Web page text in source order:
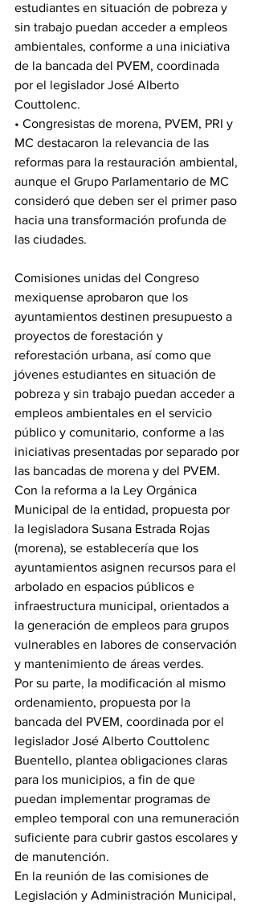
estudiantes en situación de pobreza y
sin trabajo puedan acceder a empleos
ambientales, conforme a una iniciativa
de la bancada del PVEM, coordinada
por el legislador José Alberto
Couttolenc.
• Congresistas de morena, PVEM, PRI y
MC destacaron la relevancia de las
reformas para la restauración ambiental,
aunque el Grupo Parlamentario de MC
consideró que deben ser el primer paso
hacia una transformación profunda de
las ciudades.
Comisiones unidas del Congreso
mexiquense aprobaron que los
ayuntamientos destinen presupuesto a
proyectos de forestación y
reforestación urbana, así como que
jóvenes estudiantes en situación de
pobreza y sin trabajo puedan acceder a
empleos ambientales en el servicio
público y comunitario, conforme a las
iniciativas presentadas por separado por
las bancadas de morena y del PVEM.
Con la reforma a la Ley Orgánica
Municipal de la entidad, propuesta por
la legisladora Susana Estrada Rojas
(morena), se establecería que los
ayuntamientos asignen recursos para el
arbolado en espacios públicos e
infraestructura municipal, orientados a
la generación de empleos para grupos
vulnerables en labores de conservación
y mantenimiento de áreas verdes.
Por su parte, la modificación al mismo
ordenamiento, propuesta por la
bancada del PVEM, coordinada por el
legislador José Alberto Couttolenc
Buentello, plantea obligaciones claras
para los municipios, a fin de que
puedan implementar programas de
empleo temporal con una remuneración
suficiente para cubrir gastos escolares y
de manutención.
En la reunión de las comisiones de
Legislación y Administración Municipal,